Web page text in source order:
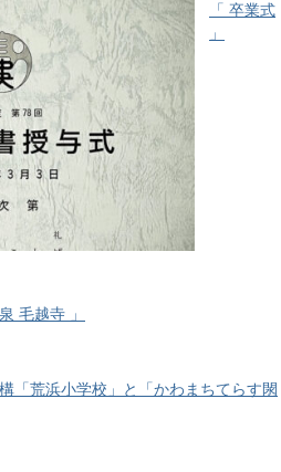
「 卒業式
」
毛越寺 」
「荒浜小学校」と「かわまちてらす閖